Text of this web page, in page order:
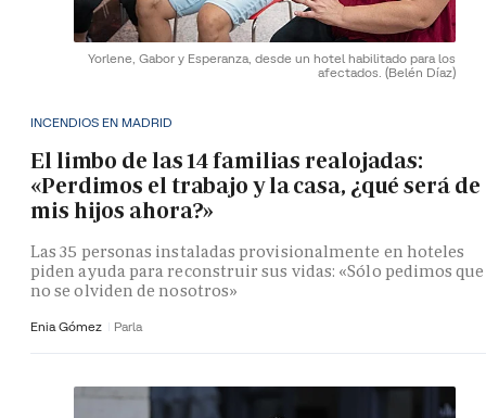
Yorlene, Gabor y Esperanza, desde un hotel habilitado para los
afectados. (Belén Díaz)
INCENDIOS EN MADRID
El limbo de las 14 familias realojadas:
«Perdimos el trabajo y la casa, ¿qué será de
mis hijos ahora?»
Las 35 personas instaladas provisionalmente en hoteles
piden ayuda para reconstruir sus vidas: «Sólo pedimos que
no se olviden de nosotros»
Enia Gómez Parla